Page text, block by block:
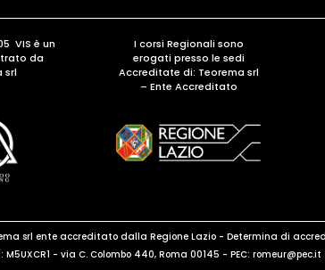
VIS è un
da
srl
I corsi Regionali sono
erogati presso le sedi
Accreditate di: Teorema srl
– Ente Accreditato
srl ente accreditato dalla Regione Lazio - Determina di
M5UXCR1 - via C. Colombo 440, Roma 00145 - PEC: